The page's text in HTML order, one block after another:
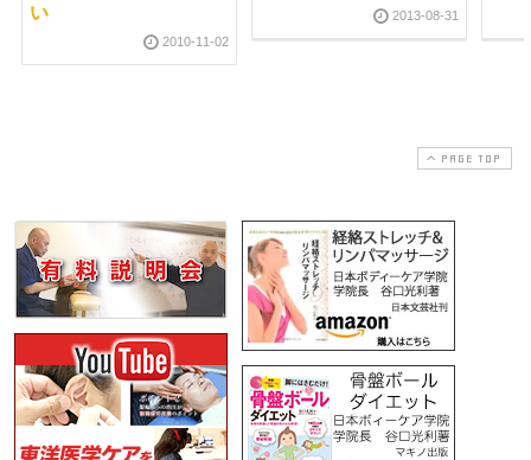
い
2010-11-02
2013-08-31
PAGE TOP